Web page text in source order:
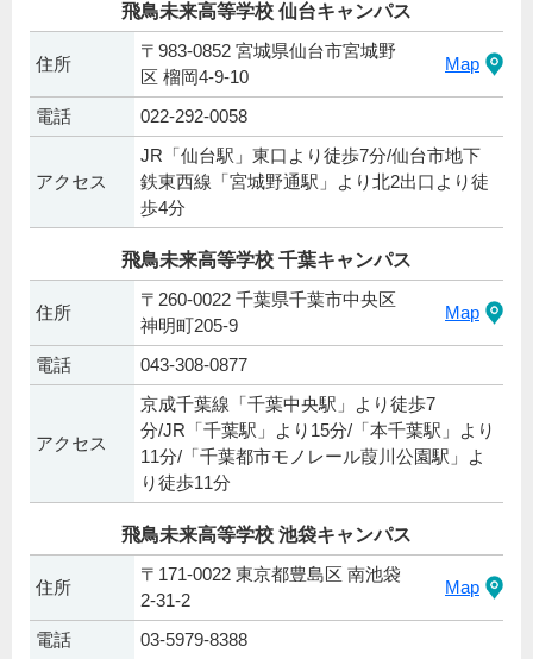
飛鳥未来高等学校 仙台キャンパス
住所
〒983-0852 宮城県仙台市宮城野
区 榴岡4-9-10
Map
電話 022-292-0058
アクセス
JR「仙台駅」東口より徒歩7分/仙台市地下
鉄東西線「宮城野通駅」より北2出口より徒
歩4分
飛鳥未来高等学校 千葉キャンパス
住所
〒260-0022 千葉県千葉市中央区
神明町205-9
Map
電話 043-308-0877
アクセス
京成千葉線「千葉中央駅」より徒歩7
分/JR「千葉駅」より15分/「本千葉駅」より
11分/「千葉都市モノレール葭川公園駅」よ
り徒歩11分
飛鳥未来高等学校 池袋キャンパス
住所
〒171-0022 東京都豊島区 南池袋
2-31-2
Map
電話 03-5979-8388